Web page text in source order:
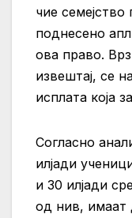
чие
поднесено
ова право.
извештај, се
исплата којa
Согласно
илјади
и 30 илјади
од нив, имаат